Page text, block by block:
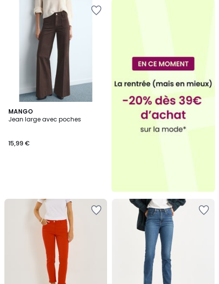
MANGO
Jean large avec poches
15,99 €